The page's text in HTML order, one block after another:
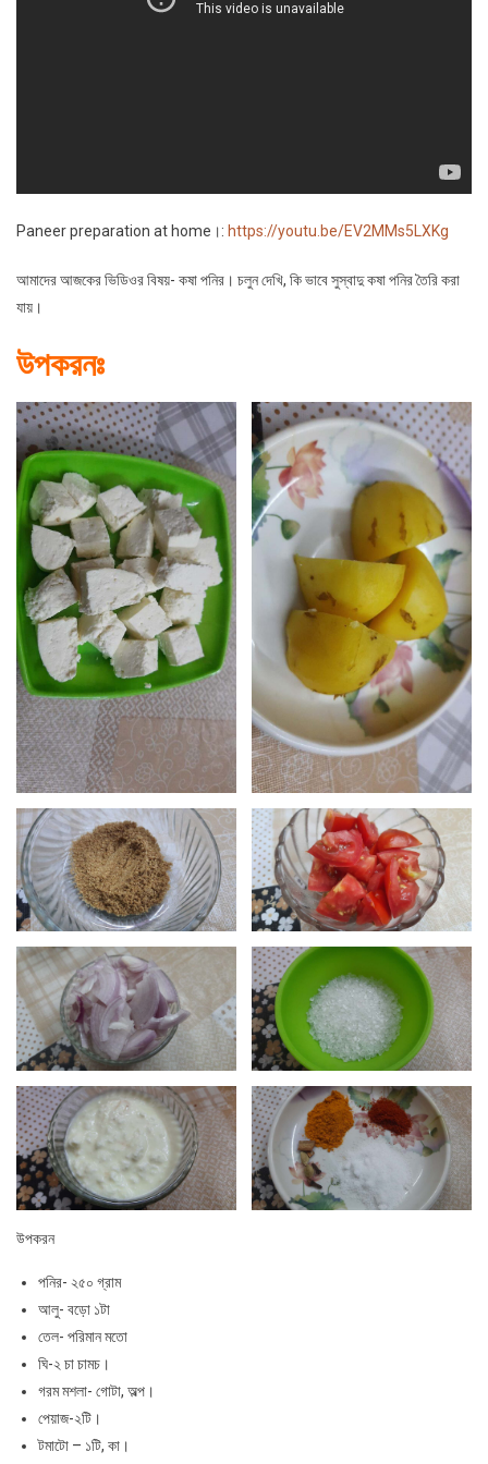
Paneer preparation at home।: https://youtu.be/EV2MMs5LXKg
আমাদের আজকের ভিডিওর বিষয়- কষা পনির। চলুন দেখি, কি ভাবে সুস্বাদু কষা পনির তৈরি করা
যায়।
উপকরনঃ
উপকরন
পনির- ২৫০ গ্রাম
আলু- বড়ো ১টা
তেল- পরিমান মতো
ঘি-২ চা চামচ।
গরম মশলা- গোটা, অল্প।
পেয়াজ-২টি।
টমাটো – ১টি, কা।